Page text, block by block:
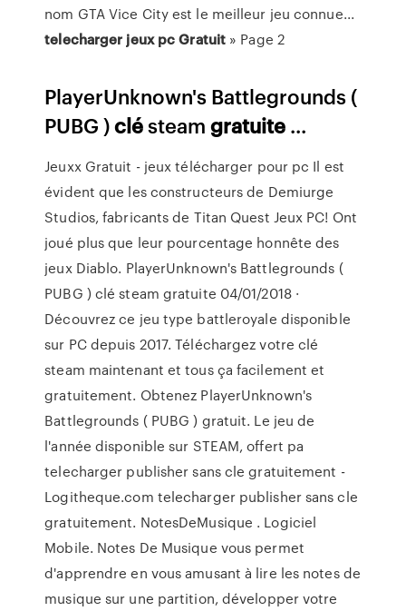
nom GTA Vice City est le meilleur jeu connue...
telecharger jeux pc Gratuit » Page 2
PlayerUnknown's Battlegrounds (
PUBG )clésteamgratuite ...
Jeuxx Gratuit - jeux télécharger pour pc Il est
évident que les constructeurs de Demiurge
Studios, fabricants de Titan Quest Jeux PC! Ont
joué plus que leur pourcentage honnête des
jeux Diablo. PlayerUnknown's Battlegrounds (
PUBG ) clé steam gratuite 04/01/2018 ·
Découvrez ce jeu type battleroyale disponible
sur PC depuis 2017. Téléchargez votre clé
steam maintenant et tous ça facilement et
gratuitement. Obtenez PlayerUnknown's
Battlegrounds ( PUBG ) gratuit. Le jeu de
l'année disponible sur STEAM, offert pa
telecharger publisher sans cle gratuitement -
Logitheque.com telecharger publisher sans cle
gratuitement. NotesDeMusique . Logiciel
Mobile. Notes De Musique vous permet
d'apprendre en vous amusant à lire les notes de
musique sur une partition, développer votre